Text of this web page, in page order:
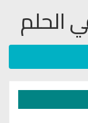
الحلم